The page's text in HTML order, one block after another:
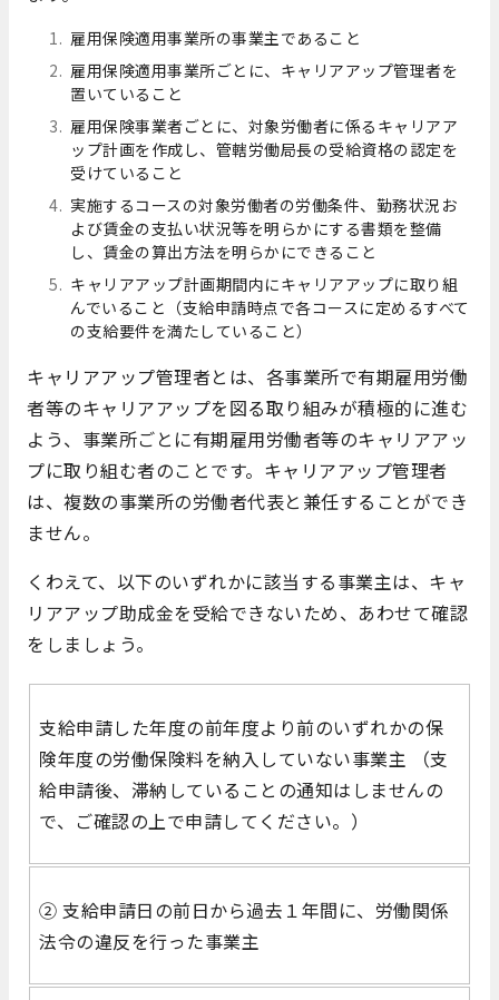
雇用保険適用事業所の事業主であること
雇用保険適用事業所ごとに、キャリアアップ管理者を
置いていること
雇用保険事業者ごとに、対象労働者に係るキャリアア
ップ計画を作成し、管轄労働局長の受給資格の認定を
受けていること
実施するコースの対象労働者の労働条件、勤務状況お
よび賃金の支払い状況等を明らかにする書類を整備
し、賃金の算出方法を明らかにできること
キャリアアップ計画期間内にキャリアアップに取り組
んでいること（支給申請時点で各コースに定めるすべて
の支給要件を満たしていること）
キャリアアップ管理者とは、各事業所で有期雇用労働
者等のキャリアアップを図る取り組みが積極的に進む
よう、事業所ごとに有期雇用労働者等のキャリアアッ
プに取り組む者のことです。キャリアアップ管理者
は、複数の事業所の労働者代表と兼任することができ
ません。
くわえて、以下のいずれかに該当する事業主は、キャ
リアアップ助成金を受給できないため、あわせて確認
をしましょう。
支給申請した年度の前年度より前のいずれかの保
険年度の労働保険料を納入していない事業主 （支
給申請後、滞納していることの通知はしませんの
で、ご確認の上で申請してください。）
② 支給申請日の前日から過去１年間に、労働関係
法令の違反を行った事業主